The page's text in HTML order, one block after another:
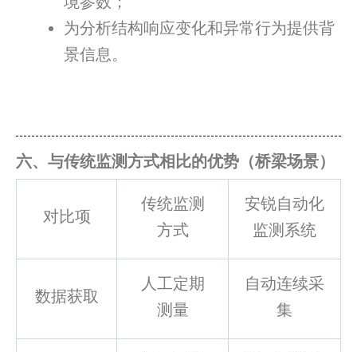
为分析结构响应变化和异常行为提供背
景信息。
六、与传统监测方式相比的优势（桥梁场景）
对比项
传统监测
方式
安锐自动化
监测系统
数据获取
人工定期
测量
自动连续采
集